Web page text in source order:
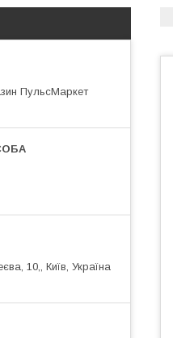
ПульсМаркет
10,, Київ, Україна